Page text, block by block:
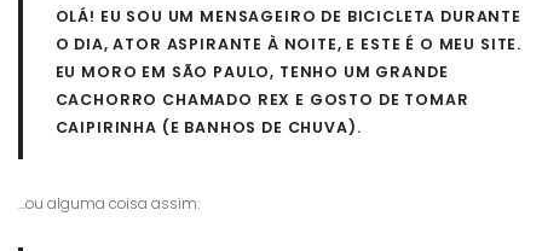
OLÁ! EU SOU UM MENSAGEIRO DE BICICLETA DURANTE
O DIA, ATOR ASPIRANTE À NOITE, E ESTE É O MEU SITE.
EU MORO EM SÃO PAULO, TENHO UM GRANDE
CACHORRO CHAMADO REX E GOSTO DE TOMAR
CAIPIRINHA (E BANHOS DE CHUVA).
…ou alguma coisa assim: